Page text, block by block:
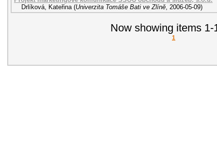
Drlíková, Kateřina (Univerzita Tomáše Bati ve Zlíně 2006-05-09)
Now showing items 1-
1